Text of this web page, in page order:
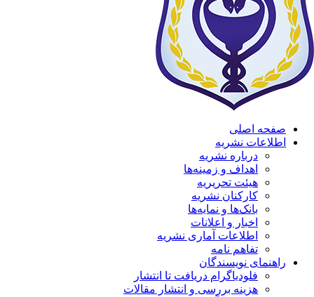
صفحه اصلی
اطلاعات نشریه
درباره نشریه
اهداف و زمینه‌ها
هیئت تحریریه
کارکنان نشریه
بانک‌ها و نمایه‌ها
اخبار و اعلانات
اطلاعات آماری نشریه
تفاهم نامه
راهنمای نویسندگان
فلودیاگرام دریافت تا انتشار
هزینه بررسی و انتشار مقالات